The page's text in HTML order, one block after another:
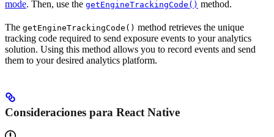
mode. Then, use the getEngineTrackingCode() method.
The getEngineTrackingCode() method retrieves the unique
tracking code required to send exposure events to your analytics
solution. Using this method allows you to record events and send
them to your desired analytics platform.
Consideraciones para React Native